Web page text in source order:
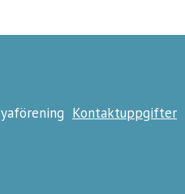
Kontaktuppgifter